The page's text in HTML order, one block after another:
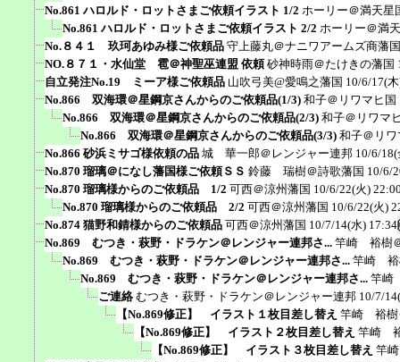
No.861 ハロルド・ロットさまご依頼イラスト 1/2 ホーリー＠満天星
No.861 ハロルド・ロットさまご依頼イラスト 2/2 ホーリー＠満
No.８４１ 玖珂あゆみ様ご依頼品 守上藤丸＠ナニワアームズ商藩国
NO.８７１・水仙堂 雹＠神聖巫連盟 依頼 砂神時雨＠たけきの藩国
自立発注No.19 ミーア様ご依頼品 山吹弓美@愛鳴之藩国 10/6/17(
No.866 双海環＠星鋼京さんからのご依頼品(1/3) 和子＠リワマヒ国
No.866 双海環＠星鋼京さんからのご依頼品(2/3) 和子＠リワマ
No.866 双海環＠星鋼京さんからのご依頼品(3/3) 和子＠リワ
No.866 砂浜ミサゴ様依頼の品 城 華一郎＠レンジャー連邦 10/6/
No.870 瑠璃＠になし藩国様ご依頼ＳＳ 鈴藤 瑞樹＠詩歌藩国 10/6/
No.870 瑠璃様からのご依頼品 1/2 可西＠涼州藩国 10/6/22(火)
No.870 瑠璃様からのご依頼品 2/2 可西＠涼州藩国 10/6/22(火)
No.874 猫野和錆様からのご依頼品 可西＠涼州藩国 10/7/14(水) 17:34
No.869 むつき・萩野・ドラケン＠レンジャー連邦さ... 竿崎 裕樹
No.869 むつき・萩野・ドラケン＠レンジャー連邦さ... 竿崎 裕
No.869 むつき・萩野・ドラケン＠レンジャー連邦さ... 竿崎
ご連絡 むつき・萩野・ドラケン＠レンジャー連邦 10/7/
【No.869修正】 イラスト１枚目差し替え 竿崎 裕樹
【No.869修正】 イラスト２枚目差し替え 竿崎
【No.869修正】 イラスト３枚目差し替え 竿